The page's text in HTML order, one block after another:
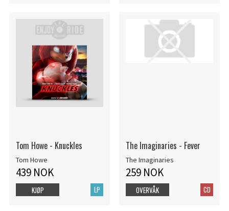
Tom Howe - Knuckles
Tom Howe
439 NOK
LP
KJØP
The Imaginaries - Fever
The Imaginaries
259 NOK
CD
OVERVÅK